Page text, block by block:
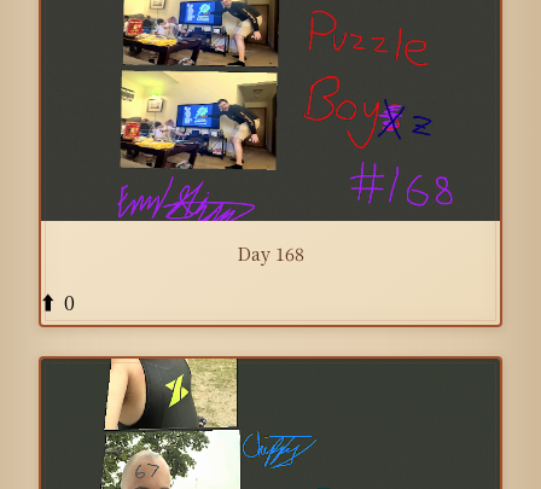
Day 168
⬆️ 0